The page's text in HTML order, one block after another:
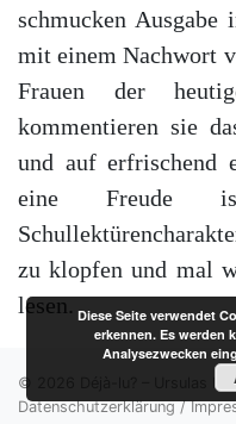
schmucken Ausgabe
mit einem Nachwort
Frauen der
kommentieren sie
und auf erfrischend
eine Freude
zu klopfen und mal
lesen.
© 2026 Déjà-lu? – Ursulas
Datenschutzerklärung
Diese Seite verwendet
erkennen. Es werden
Analysezwecken